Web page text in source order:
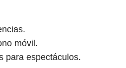
móvil.
para espectáculos.